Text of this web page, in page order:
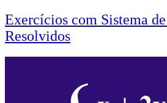
Exercícios com Sistema
Resolvidos